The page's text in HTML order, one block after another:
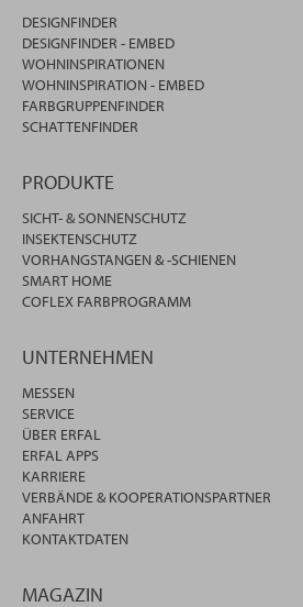
DESIGNFINDER
DESIGNFINDER - EMBED
WOHNINSPIRATIONEN
WOHNINSPIRATION - EMBED
FARBGRUPPENFINDER
SCHATTENFINDER
PRODUKTE
SICHT- & SONNENSCHUTZ
INSEKTENSCHUTZ
VORHANGSTANGEN & -SCHIENEN
SMART HOME
COFLEX FARBPROGRAMM
UNTERNEHMEN
MESSEN
SERVICE
ÜBER ERFAL
ERFAL APPS
KARRIERE
VERBÄNDE & KOOPERATIONSPARTNER
ANFAHRT
KONTAKTDATEN
MAGAZIN